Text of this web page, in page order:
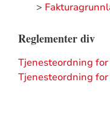
>
Reglementer div
Tjenesteordning
Tjenesteordning